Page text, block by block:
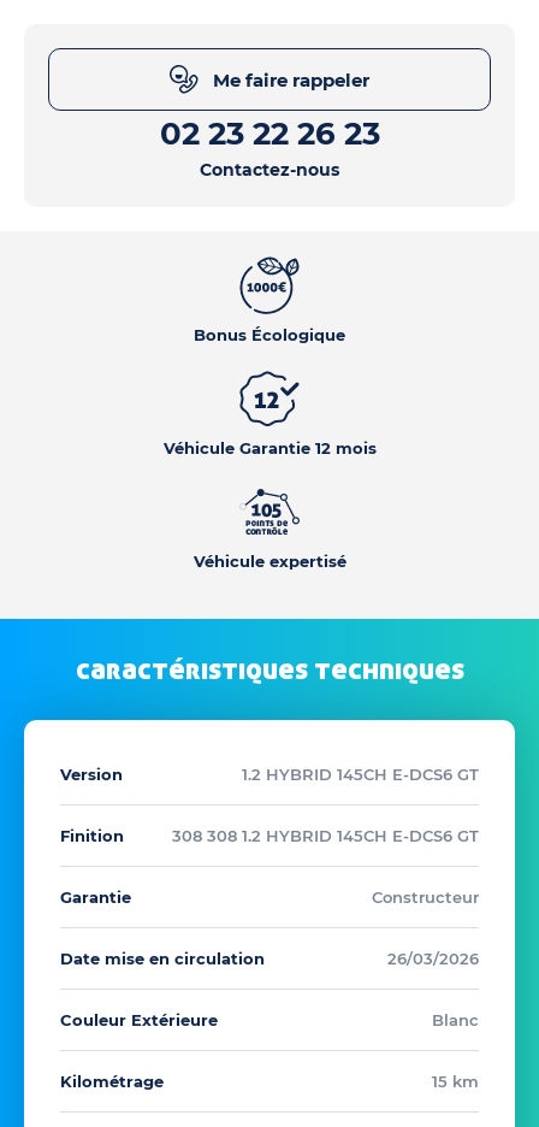
Bonus Écologique
Véhicule Garantie 12 mois
Véhicule expertisé
caractéristiques techniques
Version 1.2 HYBRID 145CH E-DCS6 GT
Finition 308 308 1.2 HYBRID 145CH E-DCS6 GT
Garantie Constructeur
Date mise en circulation 26/03/2026
Couleur Extérieure Blanc
Kilométrage 15 km
Me faire rappeler
02 23 22 26 23
Contactez-nous